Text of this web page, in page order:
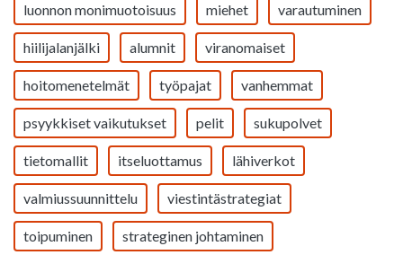
luonnon monimuotoisuus miehet varautuminen
hiilijalanjälki alumnit viranomaiset
hoitomenetelmät työpajat vanhemmat
psyykkiset vaikutukset pelit sukupolvet
tietomallit itseluottamus lähiverkot
valmiussuunnittelu viestintästrategiat
toipuminen strateginen johtaminen